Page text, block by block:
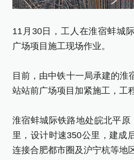
11月30日，工人在淮宿蚌城
广场项目施工现场作业。
目前，由中铁十一局承建的淮
站站前广场项目加紧施工，工
淮宿蚌城际铁路地处皖北平原
里，设计时速350公里，建成
连接合肥都市圈及沪宁杭等地